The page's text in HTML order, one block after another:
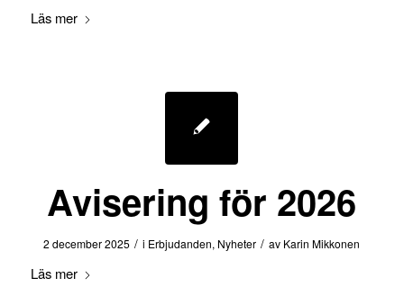
Läs mer
Avisering för 2026
2 december 2025 / i Erbjudanden, Nyheter / av Karin Mikkonen
Läs mer